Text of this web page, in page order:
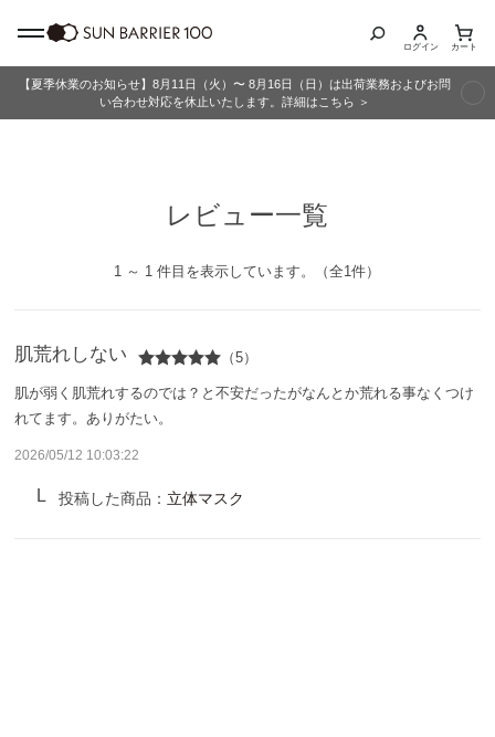
商品カテゴリ
メンズ
サンバリア100について
ログイン カート
【夏季休業のお知らせ】8月11日（火）〜 8月16日（日）は出荷業務およびお問
い合わせ対応を休止いたします。詳細はこちら ＞
レビュー一覧
1 ～ 1 件目を表示しています。（全1件）
肌荒れしない （5）
肌が弱く肌荒れするのでは？と不安だったがなんとか荒れる事なくつけ
れてます。ありがたい。
2026/05/12 10:03:22
投稿した商品： 立体マスク